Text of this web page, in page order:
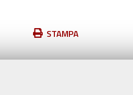
Azioni
documento
STAMPA